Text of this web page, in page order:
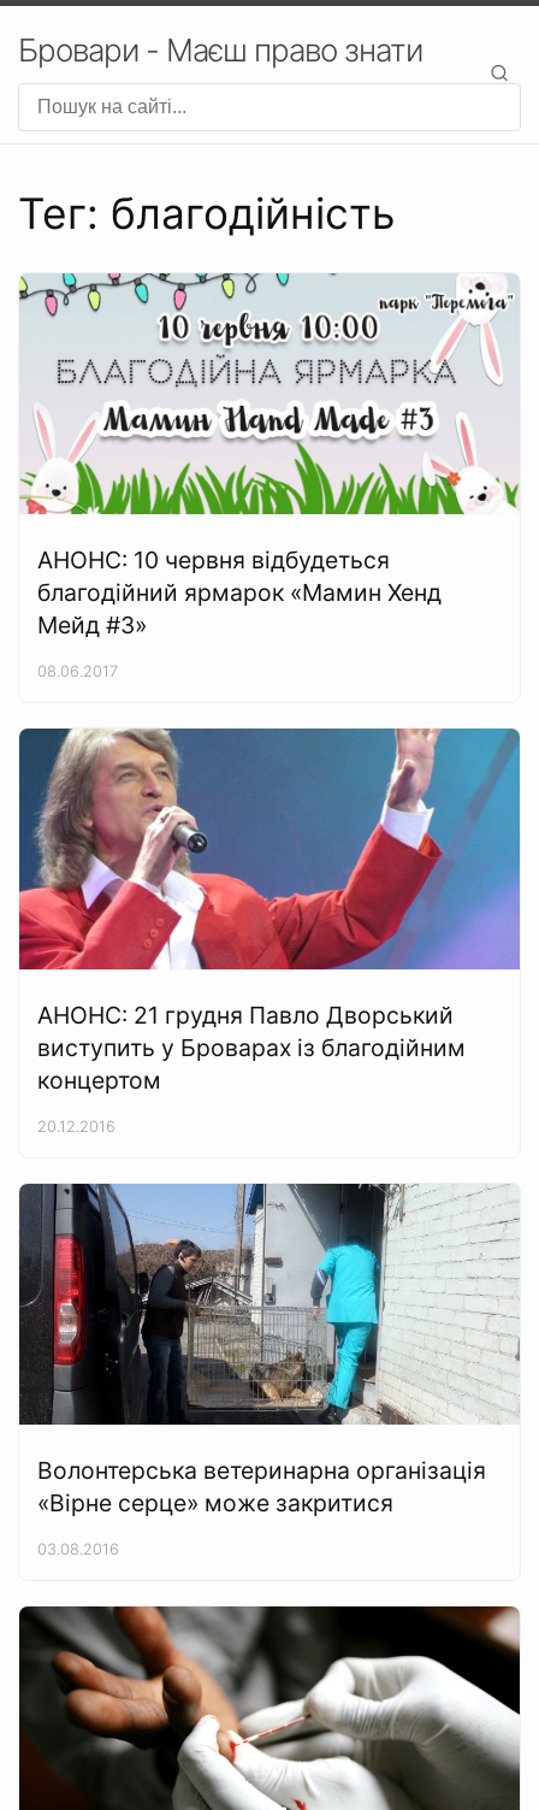
Бровари - Маєш право знати
Тег: благодійність
АНОНС: 10 червня відбудеться
благодійний ярмарок «Мамин Хенд
Мейд #3»
08.06.2017
АНОНС: 21 грудня Павло Дворський
виступить у Броварах із благодійним
концертом
20.12.2016
Волонтерська ветеринарна організація
«Вірне серце» може закритися
03.08.2016